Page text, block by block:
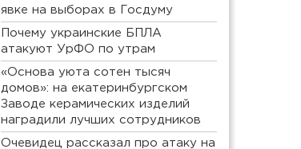
явке на выборах в Госдуму
Почему украинские БПЛА
атакуют УрФО по утрам
«Основа уюта сотен тысяч
домов»: на екатеринбургском
Заводе керамических изделий
наградили лучших сотрудников
Очевидец рассказал про атаку на